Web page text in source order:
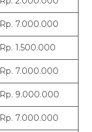
Rp. 7.000.000
Rp. 1.500.000
Rp. 7.000.000
Rp. 9.000.000
Rp. 7.000.000